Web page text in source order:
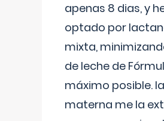
apenas 8 dias, y
optado por
mixta,
de leche de
máximo posible.
materna me la